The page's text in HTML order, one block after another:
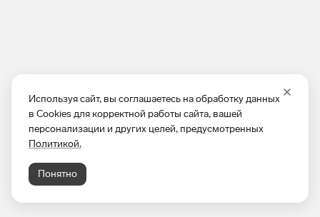
Используя сайт, вы соглашаетесь на обработку данных
в Cookies для корректной работы сайта, вашей
персонализации и других целей, предусмотренных
Политикой.
Понятно